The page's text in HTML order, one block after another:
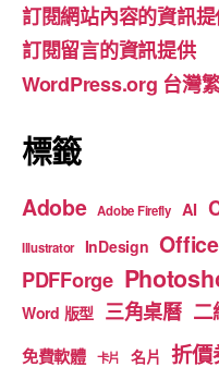
o
o
k
m b
e
訂閱網站內容的資訊
訂閱留言的資訊提供
WordPress.org 台灣
標籤
Adobe Adobe Firefly AI
Illustrator InDesign Office
PDFForge
Word 版型 三角桌曆
免費軟體 卡片 名片 折價